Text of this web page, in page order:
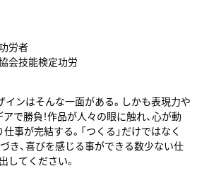
労者
会技能検定功労
インはそんな一面がある。しかも表現力や
で勝負！作品が人々の眼に触れ、心が動
事が完結する。「つくる」だけではなく
づき、喜びを感じる事ができる数少ない仕
してください。